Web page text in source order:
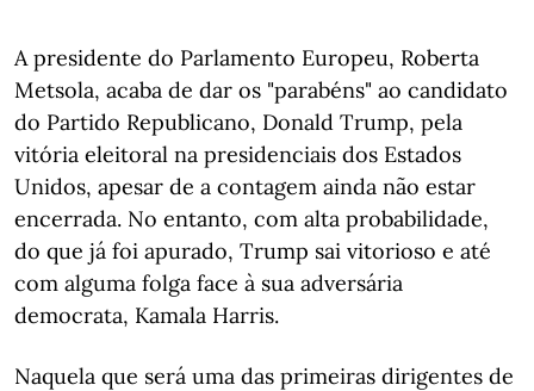
A presidente do Parlamento Europeu, Roberta
Metsola, acaba de dar os "parabéns" ao candidato
do Partido Republicano, Donald Trump, pela
vitória eleitoral na presidenciais dos Estados
Unidos, apesar de a contagem ainda não estar
encerrada. No entanto, com alta probabilidade,
do que já foi apurado, Trump sai vitorioso e até
com alguma folga face à sua adversária
democrata, Kamala Harris.
Naquela que será uma das primeiras dirigentes de